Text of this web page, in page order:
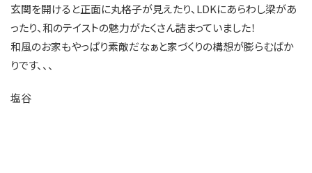
玄関を開けると正面に丸格子が見えたり、LDKにあらわし梁があ
ったり、和のテイストの魅力がたくさん詰まっていました！
和風のお家もやっぱり素敵だなぁと家づくりの構想が膨らむばか
りです、、、
塩谷